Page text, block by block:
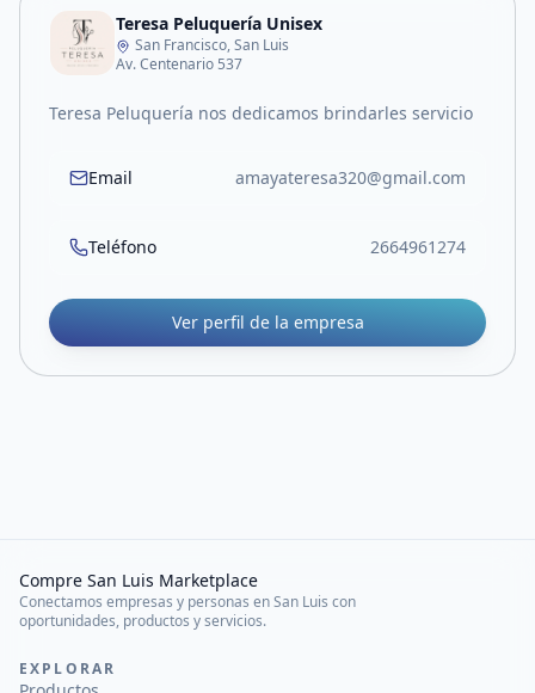
Teresa Peluquería Unisex
San Francisco, San Luis
Av. Centenario 537
Teresa Peluquería nos dedicamos brindarles servicio
Email amayateresa320@gmail.com
Teléfono 2664961274
Ver perfil de la empresa
Compre San Luis Marketplace
Conectamos empresas y personas en San Luis con
oportunidades, productos y servicios.
EXPLORAR